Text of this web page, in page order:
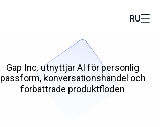
RU
Gap Inc. utnyttjar AI för personlig
passform, konversationshandel och
förbättrade produktflöden